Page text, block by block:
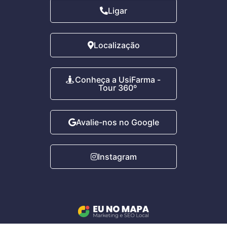
Ligar
Localização
Conheça a UsiFarma -
Tour 360º
Avalie-nos no Google
Instagram